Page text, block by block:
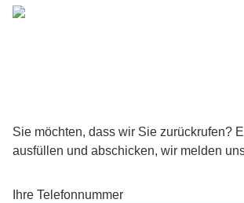
Sie möchten, dass wir Sie zurückrufen?
ausfüllen und abschicken, wir melden
Ihre Telefonnummer